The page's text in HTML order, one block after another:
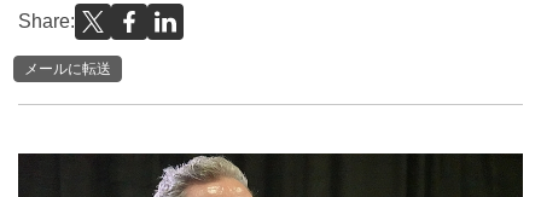
Share:
メールに転送